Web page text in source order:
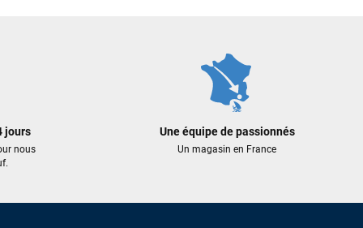
jours
nous
Une équipe de passionnés
Un magasin en France